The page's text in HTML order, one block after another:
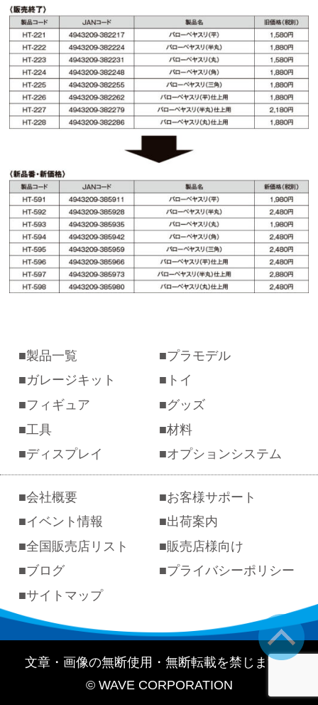
製品一覧
プラモデル
ガレージキット
トイ
フィギュア
グッズ
工具
材料
ディスプレイ
オプションシステム
会社概要
お客様サポート
イベント情報
出荷案内
全国販売店リスト
販売店様向け
ブログ
プライバシーポリシー
サイトマップ
文章・画像の無断使用・無断転載を禁じます。
© WAVE CORPORATION